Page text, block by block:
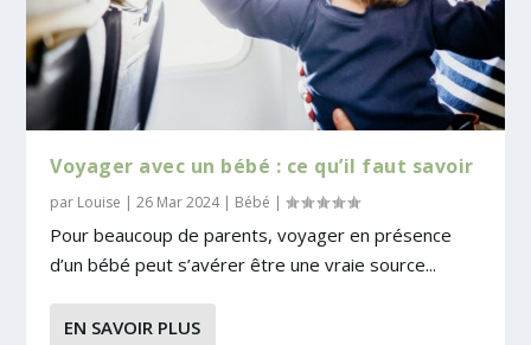
Voyager avec un bébé : ce qu’il faut savoir
par Louise |26 Mar 2024| Bébé |
Pour beaucoup de parents, voyager en présence
d’un bébé peut s’avérer être une vraie source...
EN SAVOIR PLUS